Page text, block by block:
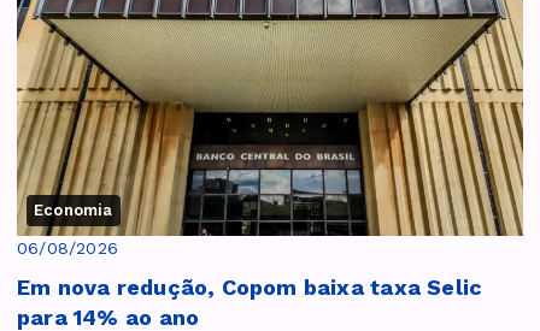
Economia
06/08/2026
Em nova redução, Copom baixa taxa Selic
para 14% ao ano